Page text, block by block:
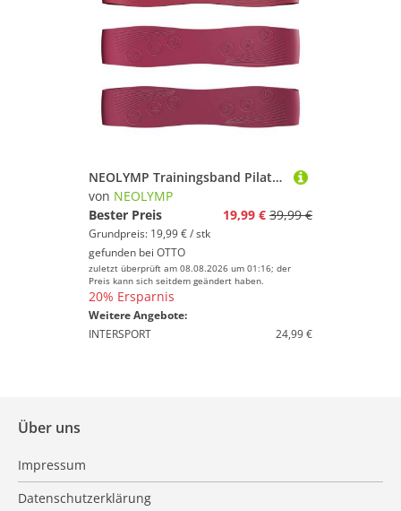
NEOLYMP Trainingsband Pilates Fitnessbänder - Resistance Bands 3er Set – 9/14/18 kg, 3 Widerstandsstufen Silikon Gymnastikband rutschfest für Pilates, Yoga
von NEOLYMP
Bester Preis
19,99 € 39,99 €
Grundpreis: 19,99 € / stk
gefunden bei OTTO
zuletzt überprüft am 08.08.2026 um 01:16; der
Preis kann sich seitdem geändert haben.
20% Ersparnis
Weitere Angebote:
INTERSPORT
24,99 €
Über uns
Impressum
Datenschutzerklärung